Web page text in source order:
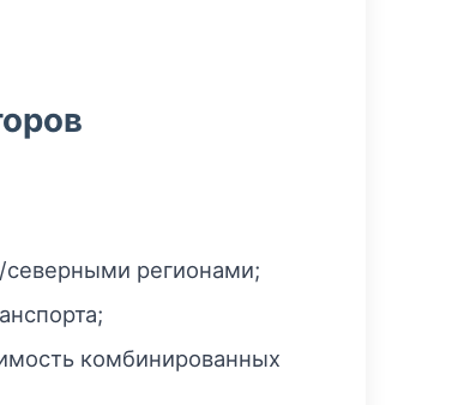
регионами;
комбинированных